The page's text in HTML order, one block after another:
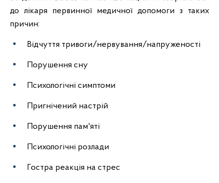
до лікаря первинної медичної допомоги з таких
причин:
Відчуття тривоги/нервування/напруженості
Порушення сну
Психологічні симптоми
Пригнічений настрій
Порушення пам'яті
Психологічні розлади
Гостра реакція на стрес